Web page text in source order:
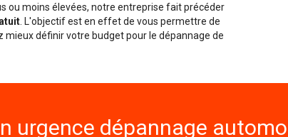
ou moins élevées, notre entreprise fait précéder
. L'objectif est en effet de vous permettre de
définir votre budget pour le dépannage de
urgence dépannage